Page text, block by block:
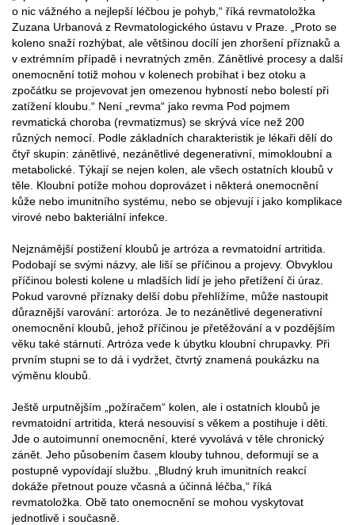
o nic vážného a nejlepší léčbou je pohyb,“ říká revmatoložka
Zuzana Urbanová z Revmatologického ústavu v Praze. „Proto se
koleno snaží rozhýbat, ale většinou docílí jen zhoršení příznaků a
v extrémním případě i nevratných změn. Zánětlivé procesy a další
onemocnění totiž mohou v kolenech probíhat i bez otoku a
zpočátku se projevovat jen omezenou hybností nebo bolestí při
zatížení kloubu.“ Není „revma“ jako revma Pod pojmem
revmatická choroba (revmatizmus) se skrývá více než 200
různých nemocí. Podle základních charakteristik je lékaři dělí do
čtyř skupin: zánětlivé, nezánětlivé degenerativní, mimokloubní a
metabolické. Týkají se nejen kolen, ale všech ostatních kloubů v
těle. Kloubní potíže mohou doprovázet i některá onemocnění
kůže nebo imunitního systému, nebo se objevují i jako komplikace
virové nebo bakteriální infekce.
Nejznámější postižení kloubů je artróza a revmatoidní artritida.
Podobají se svými názvy, ale liší se příčinou a projevy. Obvyklou
příčinou bolesti kolene u mladších lidí je jeho přetížení či úraz.
Pokud varovné příznaky delší dobu přehlížíme, může nastoupit
důraznější varování: artoróza. Je to nezánětlivé degenerativní
onemocnění kloubů, jehož příčinou je přetěžování a v pozdějším
věku také stárnutí. Artróza vede k úbytku kloubní chrupavky. Při
prvním stupni se to dá i vydržet, čtvrtý znamená poukázku na
výměnu kloubů.
Ještě urputnějším „požíračem“ kolen, ale i ostatních kloubů je
revmatoidní artritida, která nesouvisí s věkem a postihuje i děti.
Jde o autoimunní onemocnění, které vyvolává v těle chronický
zánět. Jeho působením časem klouby tuhnou, deformují se a
postupně vypovídají službu. „Bludný kruh imunitních reakcí
dokáže přetnout pouze včasná a účinná léčba,“ říká
revmatoložka. Obě tato onemocnění se mohou vyskytovat
jednotlivě i současně.